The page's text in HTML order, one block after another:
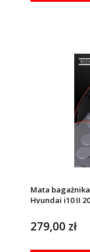
Mata
Hyundai i10 II
279,00 zł